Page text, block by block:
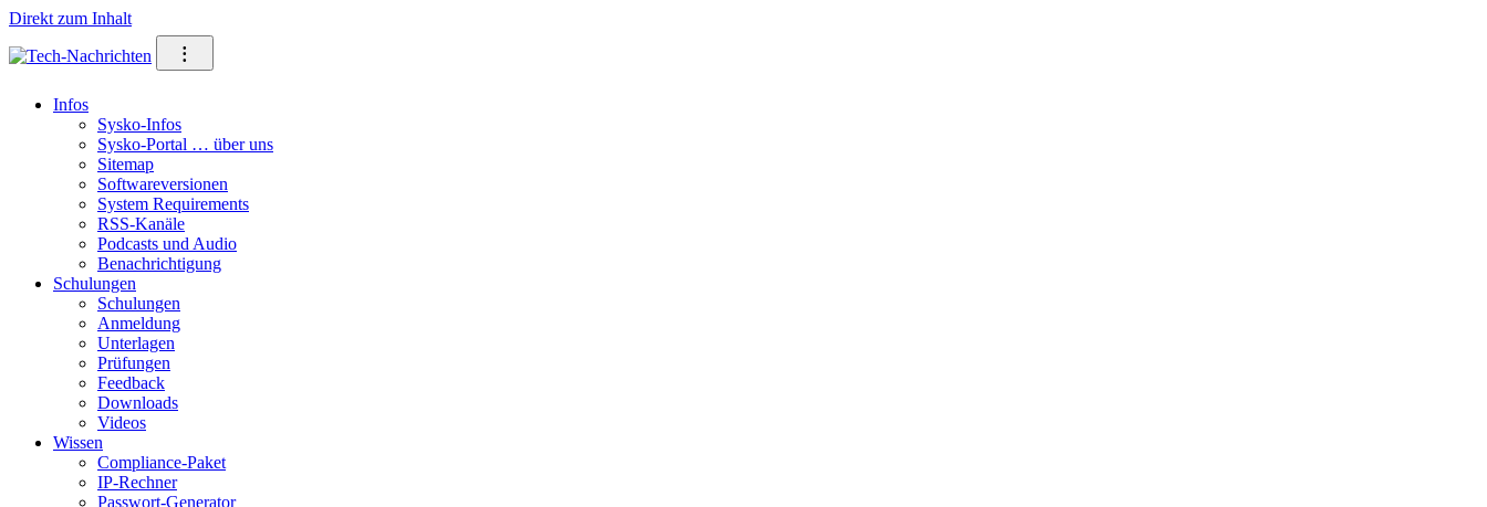
Direkt zum Inhalt
⁝
Infos
Sysko-Infos
Sysko-Portal … über uns
Sitemap
Softwareversionen
System Requirements
RSS-Kanäle
Podcasts und Audio
Benachrichtigung
Schulungen
Schulungen
Anmeldung
Unterlagen
Prüfungen
Feedback
Downloads
Videos
Wissen
Compliance-Paket
IP-Rechner
Passwort-Generator